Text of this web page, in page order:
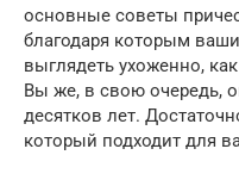
основные советы
благодаря которым
выглядеть ухоженно,
Вы же, в свою очередь,
десятков лет.
который подходит для